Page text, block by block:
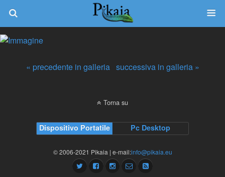
« precedente in galleria successiva in galleria »
Torna su
Dispositivo Portatile Pc Desktop
© 2006-2021 Pikaia | e-mail:info@pikaia.eu